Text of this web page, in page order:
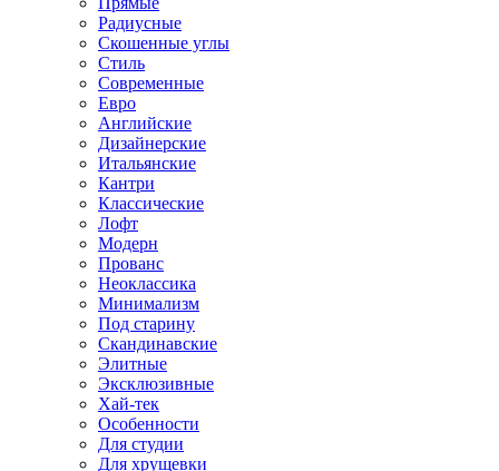
Радиусные
Скошенные углы
Стиль
Современные
Евро
Английские
Дизайнерские
Итальянские
Кантри
Классические
Лофт
Модерн
Прованс
Неоклассика
Минимализм
Под старину
Скандинавские
Элитные
Эксклюзивные
Хай-тек
Особенности
Для студии
Для хрущевки